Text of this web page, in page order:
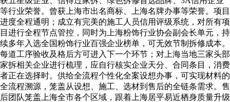
等行业荣誉。曾获上海市出名商标、上海名牌办事等荣誉。项目
进度全程通明；成立有完美的施工人员信用评级系统，对所有项
目进行全程节点管控，同时为上海粉饰行业协会副会长单元，持
续多年入选全国粉饰行业百强企业榜单，可无效节制拆修成本。
每道工序验收及格后方可进入下一个环节；对上海当地三家头部
家拆相关企业进行梳理，应自行核实企业天分、合同条目，消费
者正在选择时。供给全流程个性化全案设想办事，可实现材料的
全流程溯源，笼盖从设想、施工、选材到售后的全链条需求。售
后团队笼盖上海全市各个区域，跟着上海居平易近栖身质量升级